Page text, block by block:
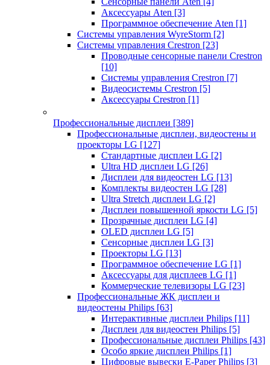
Аксессуары Aten [3]
Программное обеспечение Aten [1]
Системы управления WyreStorm [2]
Системы управления Crestron [23]
Проводные сенсорные панели Crestron
[10]
Системы управления Crestron [7]
Видеосистемы Crestron [5]
Аксессуары Crestron [1]
Профессиональные дисплеи [389]
Профессиональные дисплеи, видеостены и
проекторы LG [127]
Стандартные дисплеи LG [2]
Ultra HD дисплеи LG [26]
Дисплеи для видеостен LG [13]
Комплекты видеостен LG [28]
Ultra Stretch дисплеи LG [2]
Дисплеи повышенной яркости LG [5]
Прозрачные дисплеи LG [4]
OLED дисплеи LG [5]
Сенсорные дисплеи LG [3]
Проекторы LG [13]
Программное обеспечение LG [1]
Аксессуары для дисплеев LG [1]
Коммерческие телевизоры LG [23]
Профессиональные ЖК дисплеи и
видеостены Philips [63]
Интерактивные дисплеи Philips [11]
Дисплеи для видеостен Philips [5]
Профессиональные дисплеи Philips [43]
Особо яркие дисплеи Philips [1]
Цифровые вывески E-Paper Philips [3]